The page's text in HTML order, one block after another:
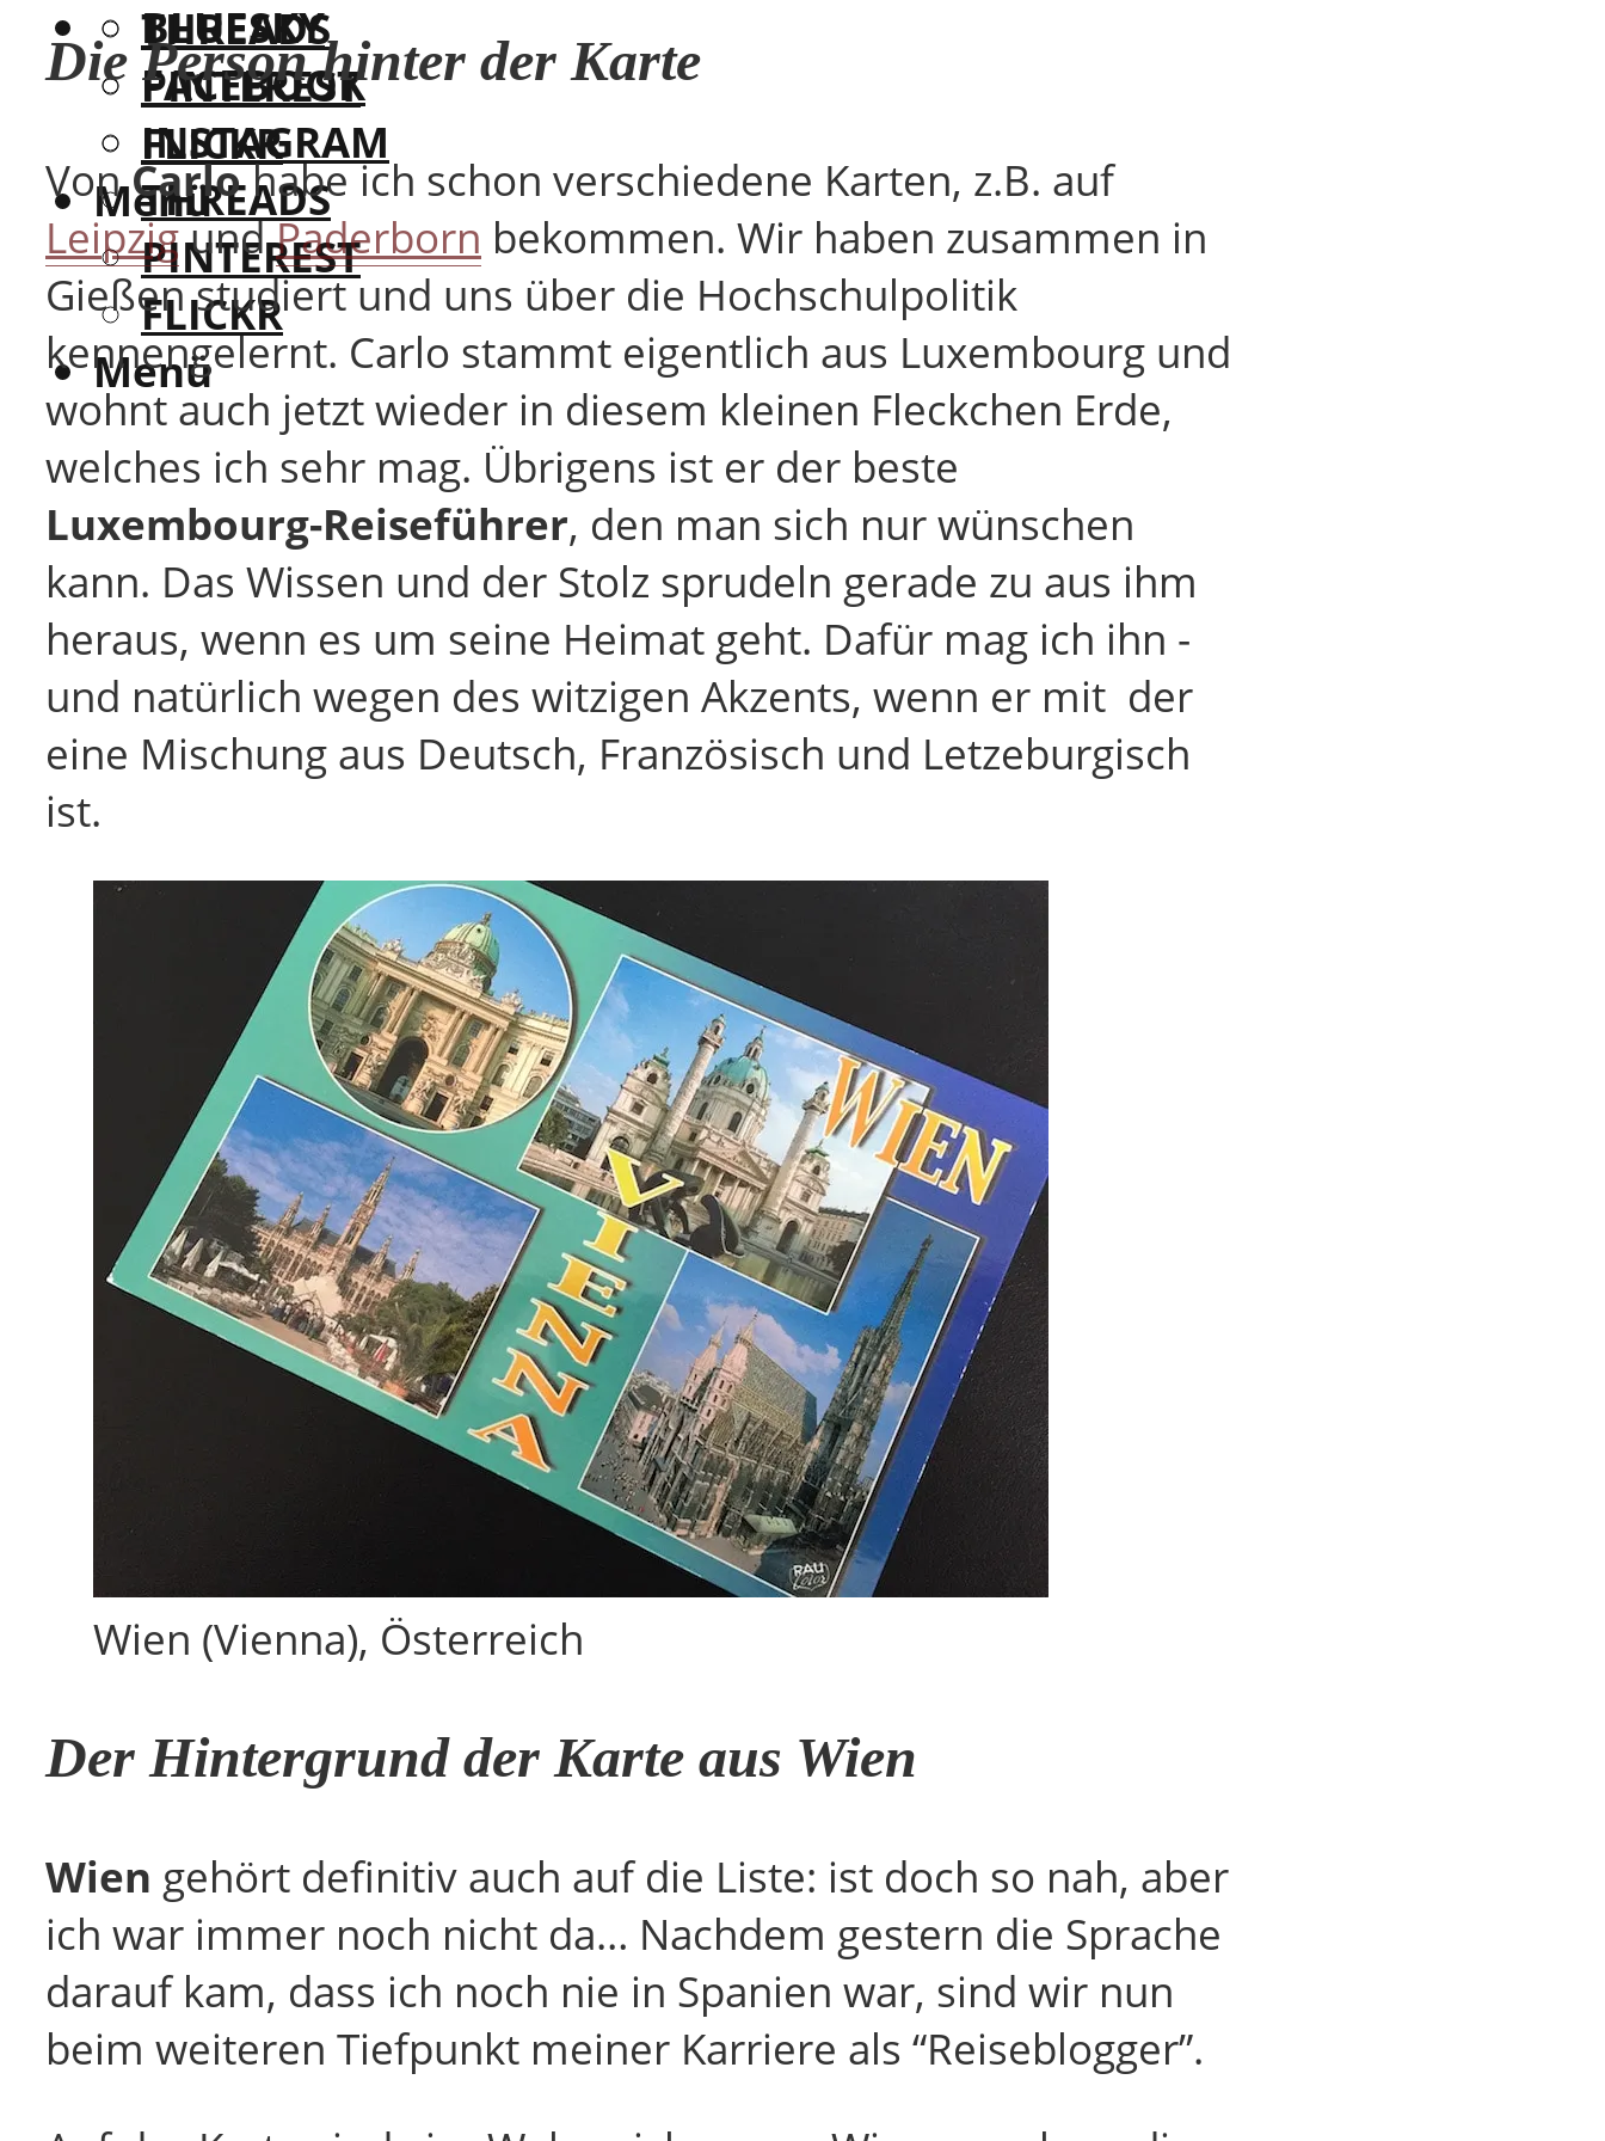
THREADS
PINTEREST
FLICKR
Menü
BLUESKY
FACEBOOK
INSTAGRAM
THREADS
PINTEREST
FLICKR
Menü
Die Person hinter der Karte
VonCarlohabe ich schon verschiedene Karten, z.B. auf
LeipzigundPaderborn bekommen. Wir haben zusammen in
Gießen studiert und uns über die Hochschulpolitik
kennengelernt. Carlo stammt eigentlich aus Luxembourg und
wohnt auch jetzt wieder in diesem kleinen Fleckchen Erde,
welches ich sehr mag. Übrigens ist er der beste
Luxembourg-Reiseführer, den man sich nur wünschen
kann. Das Wissen und der Stolz sprudeln gerade zu aus ihm
heraus, wenn es um seine Heimat geht. Dafür mag ich ihn -
und natürlich wegen des witzigen Akzents, wenn er mit der
eine Mischung aus Deutsch, Französisch und Letzeburgisch
ist.
Wien (Vienna), Österreich
Der Hintergrund der Karte aus Wien
Wien gehört definitiv auch auf die Liste: ist doch so nah, aber
ich war immer noch nicht da… Nachdem gestern die Sprache
darauf kam, dass ich noch nie in Spanien war, sind wir nun
beim weiteren Tiefpunkt meiner Karriere als “Reiseblogger”.